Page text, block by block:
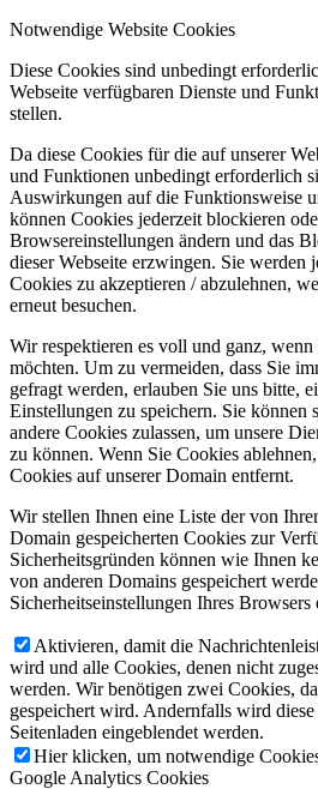
Notwendige Website Cookies
Diese Cookies sind unbedingt
Webseite verfügbaren Dienste und
stellen.
Da diese Cookies für die auf unserer
und Funktionen unbedingt erforderlich
Auswirkungen auf die Funktionsweise
können Cookies jederzeit blockieren
Browsereinstellungen ändern und das
dieser Webseite erzwingen. Sie werden
Cookies zu akzeptieren / abzulehnen,
erneut besuchen.
Wir respektieren es voll und ganz,
möchten. Um zu vermeiden, dass Sie
gefragt werden, erlauben Sie uns bitte,
Einstellungen zu speichern. Sie können
andere Cookies zulassen, um unsere
zu können. Wenn Sie Cookies
Cookies auf unserer Domain entfernt.
Wir stellen Ihnen eine Liste der von
Domain gespeicherten Cookies zur
Sicherheitsgründen können wie Ihnen
von anderen Domains gespeichert
Sicherheitseinstellungen Ihres Browsers
Aktivieren, damit die
wird und alle Cookies, denen nicht
werden. Wir benötigen zwei Cookies,
gespeichert wird. Andernfalls wird
Seitenladen eingeblendet werden.
Hier klicken, um notwendige
Google Analytics Cookies